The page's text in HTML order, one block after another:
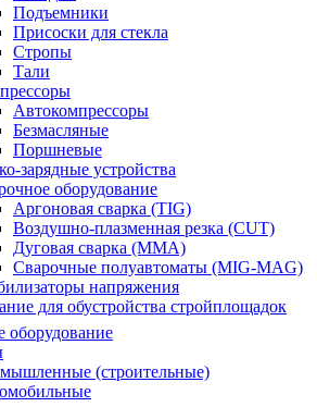
Подъемники
Присоски для стекла
Стропы
Тали
Автокомпрессоры
Безмасляные
Поршневые
зарядные устройства
оборудование
Аргоновая сварка (TIG)
Воздушно-плазменная резка (CUT)
Дуговая сварка (ММА)
Сварочные полуавтоматы (MIG-MAG)
напряжения
для обустройства стройплощадок
оборудование
(строительные)